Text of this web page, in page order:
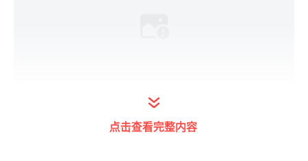
点击查看完整内容